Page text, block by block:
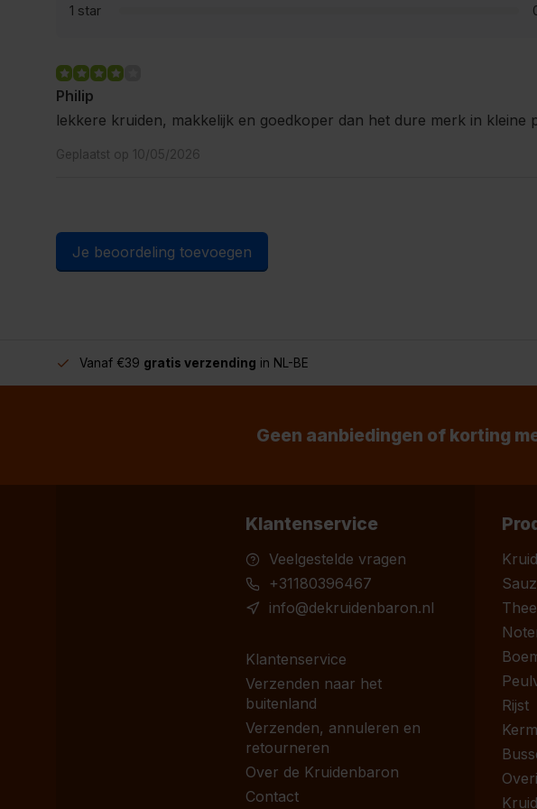
1 star
Philip
lekkere kruiden, makkelijk en goedkoper dan het dure merk in kleine
Geplaatst op 10/05/2026
Je beoordeling toevoegen
Vanaf €39 gratis verzending in NL-BE
Geen aanbiedingen of korting
Klantenservice
Veelgestelde vragen
+31180396467
info@dekruidenbaron.nl
Klantenservice
Verzenden naar het
buitenland
Verzenden, annuleren en
retourneren
Over de Kruidenbaron
Contact
Thee
Rijst